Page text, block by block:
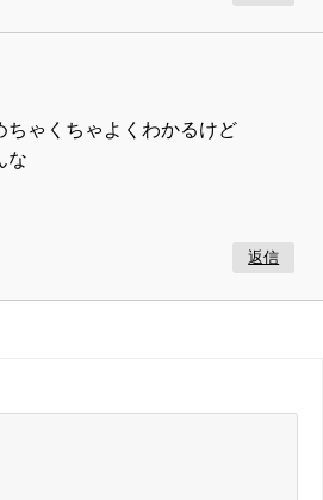
ちゃくちゃよくわかるけど
な
返信